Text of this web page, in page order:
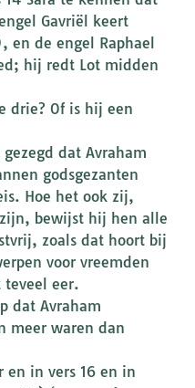
Gavriël keert
en de engel Raphael
hij redt Lot midden
drie? Of is hij een
dat Avraham
godsgezanten
Hoe het ook zij,
bewijst hij hen alle
zoals dat hoort bij
voor vreemden
eer.
dat Avraham
meer waren dan
en in vers 16 en in